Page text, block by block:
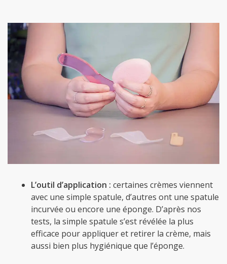
L’outil d’application : certaines crèmes viennent
avec une simple spatule, d’autres ont une spatule
incurvée ou encore une éponge. D’après nos
tests, la simple spatule s’est révélée la plus
efficace pour appliquer et retirer la crème, mais
aussi bien plus hygiénique que l’éponge.